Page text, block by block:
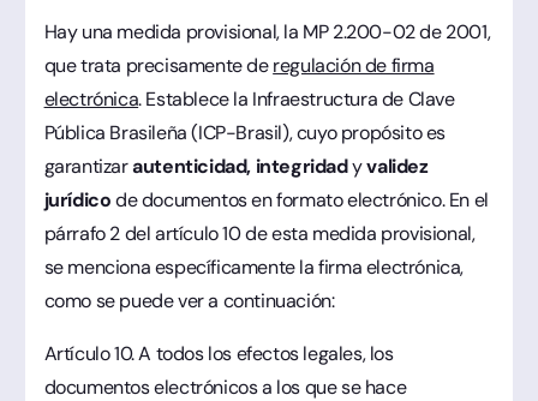
Hay una medida provisional, la MP 2.200-02 de 2001,
que trata precisamente deregulación de firma
electrónica. Establece la Infraestructura de Clave
Pública Brasileña (ICP-Brasil), cuyo propósito es
garantizarautenticidad, integridadyvalidez
jurídicode documentos en formato electrónico. En el
párrafo 2 del artículo 10 de esta medida provisional,
se menciona específicamente la firma electrónica,
como se puede ver a continuación:
Artículo 10. A todos los efectos legales, los
documentos electrónicos a los que se hace